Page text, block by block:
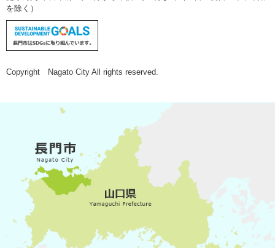
を除く）
Copyright Nagato City All rights reserved.